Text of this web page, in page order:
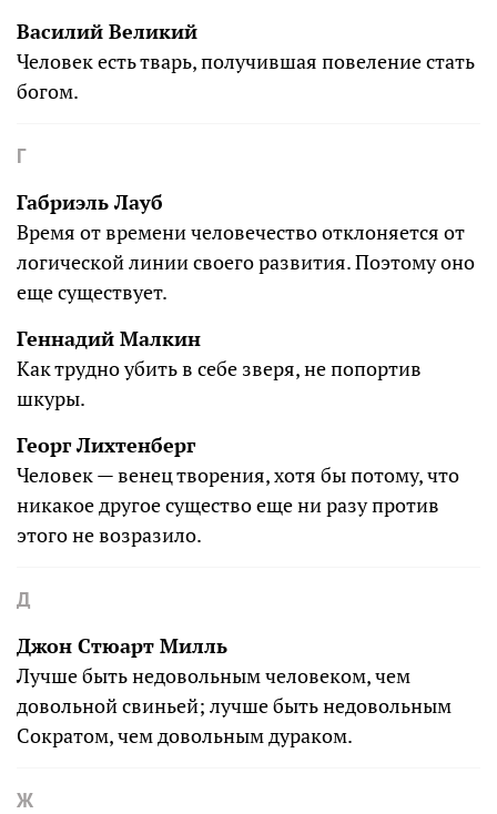
Василий Великий
Человек есть тварь, получившая повеление стать
богом.
Г
Габриэль Лауб
Время от времени человечество отклоняется от
логической линии своего развития. Поэтому оно
еще существует.
Геннадий Малкин
Как трудно убить в себе зверя, не попортив
шкуры.
Георг Лихтенберг
Человек — венец творения, хотя бы потому, что
никакое другое существо еще ни разу против
этого не возразило.
Д
Джон Стюарт Милль
Лучше быть недовольным человеком, чем
довольной свиньей; лучше быть недовольным
Сократом, чем довольным дураком.
Ж